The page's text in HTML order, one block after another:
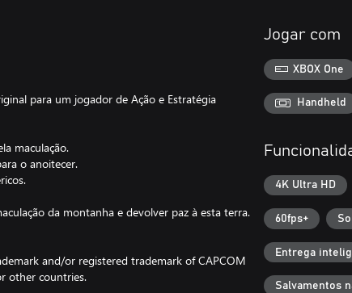
para um jogador de Ação e Estratégia
maculação.
o anoitecer.
da montanha e devolver paz à esta terra.
and/or registered trademark of CAPCOM
other countries.
Jogar com
XBOX One
Handheld
4K Ultra HD
60fps+
Entrega
Salvamentos